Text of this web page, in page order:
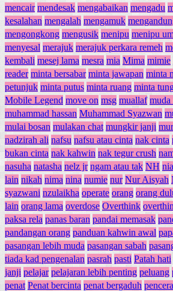
mencair mendesak mengabaikan mengadu
kesalahan mengalah mengamuk
mengongkong mengusik menipu menipu
menyesal merajuk merajuk perkara remeh
kembali mesej lama mesra mia Mima mimie
reader minta bersabar minta jawapan minta
petunjuk minta putus minta ruang minta
Mobile Legend move on msg muallaf muda
muhammad hassan Muhammad Syazwan
mulai bosan mulakan chat mungkir janji
nadzirah ali nafsu nafsu atau cinta nak cinta
bukan cinta nak kahwin nak tegur crush
nasuha natasha nelz jr ngam atau tak NH
lain nikah nima nina numie nur Nur Aisyah
syazwani nzulaikha operate orang orang
lain orang lama overdose Overthink
paksa rela panas baran pandai memasak
pandangan orang panduan kahwin awal
pasangan lebih muda pasangan sabah
tiada kad pengenalan pasrah pasti Patah hati
janji pelajar pelajaran lebih penting peluang
penat Penat bercinta penat bergaduh